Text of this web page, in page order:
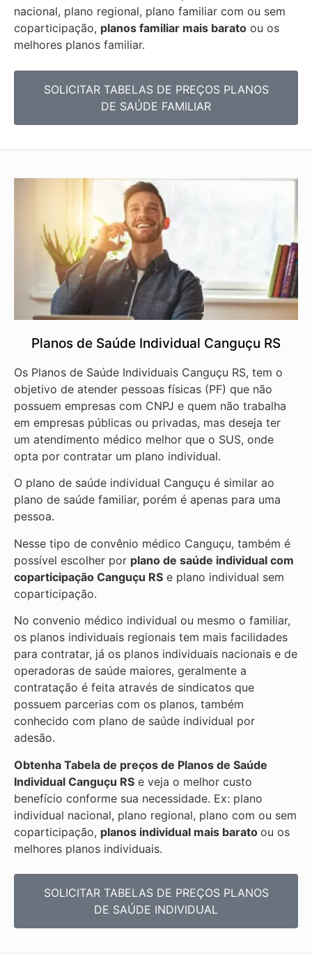
nacional, plano regional, plano familiar com ou sem
coparticipação, planos familiar mais barato ou os
melhores planos familiar.
SOLICITAR TABELAS DE PREÇOS PLANOS
DE SAÚDE FAMILIAR
Planos de Saúde Individual Canguçu RS
Os Planos de Saúde Individuais Canguçu RS, tem o
objetivo de atender pessoas físicas (PF) que não
possuem empresas com CNPJ e quem não trabalha
em empresas públicas ou privadas, mas deseja ter
um atendimento médico melhor que o SUS, onde
opta por contratar um plano individual.
O plano de saúde individual Canguçu é similar ao
plano de saúde familiar, porém é apenas para uma
pessoa.
Nesse tipo de convênio médico Canguçu, também é
possível escolher por plano de saúde individual com
coparticipação Canguçu RS e plano individual sem
coparticipação.
No convenio médico individual ou mesmo o familiar,
os planos individuais regionais tem mais facilidades
para contratar, já os planos individuais nacionais e de
operadoras de saúde maiores, geralmente a
contratação é feita através de sindicatos que
possuem parcerias com os planos, também
conhecido com plano de saúde individual por
adesão.
Obtenha Tabela de preços de Planos de Saúde
Individual Canguçu RS e veja o melhor custo
benefício conforme sua necessidade. Ex: plano
individual nacional, plano regional, plano com ou sem
coparticipação, planos individual mais barato ou os
melhores planos individuais.
SOLICITAR TABELAS DE PREÇOS PLANOS
DE SAÚDE INDIVIDUAL